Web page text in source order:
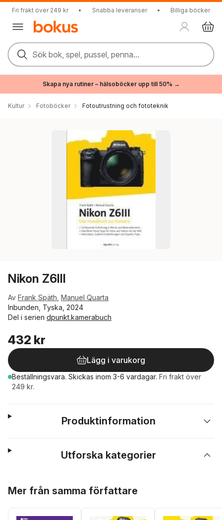
Fri frakt över 249 kr • Snabba leveranser • Billiga böcker
Sök bok, spel, pussel, penna...
Skapa nya rutiner – hälsoböcker upp till 50% →
Kultur Fotoböcker Fotoutrustning och fototeknik
Nikon Z6III
Av Frank Späth Manuel Quarta
Inbunden, Tyska, 2024
Del i serien dpunkt.kamerabuch
432 kr
Lägg i varukorg
Beställningsvara. Skickas inom 3-6 vardagar. Fri frakt över
249 kr.
Produktinformation
Utforska kategorier
Mer från samma författare